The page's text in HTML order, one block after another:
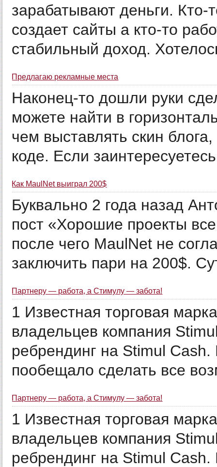
зарабатывают деньги. Кто-
создает сайты а кто-то
стабильный доход.
Предлагаю рекламные места
Наконец-то дошли руки
можете найти в
чем выставлять скин
коде. Если
Как MaulNet выиграл 200$
Буквально 2 года назад
пост «Хорошие проекты
после чего MaulNet не
заключить пари на 200$.
Партнеру — работа, а Стимулу — забота!
1 Известная торговая
владельцев компания
ребрендинг на Stimul
пообещало сделать все
Партнеру — работа, а Стимулу — забота!
1 Известная торговая
владельцев компания
ребрендинг на Stimul